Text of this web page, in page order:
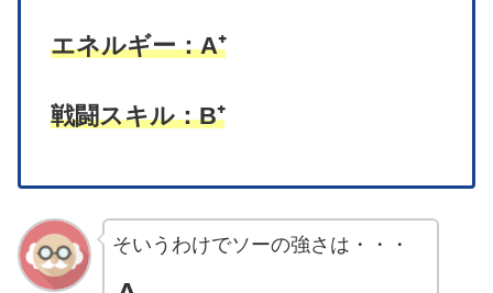
エネルギー：A⁺
戦闘スキル：B⁺
そいうわけでソーの強さは・・・